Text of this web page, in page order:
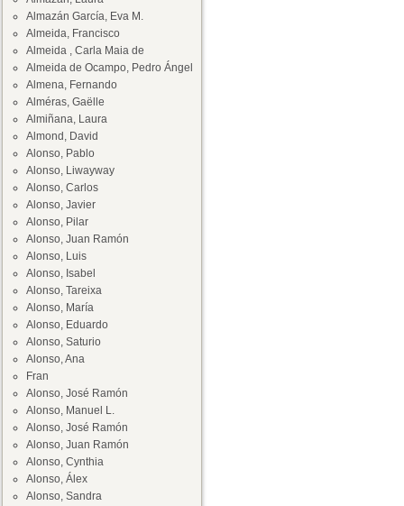
Almazán García, Eva M.
Almeida, Francisco
Almeida , Carla Maia de
Almeida de Ocampo, Pedro Ángel
Almena, Fernando
Alméras, Gaëlle
Almiñana, Laura
Almond, David
Alonso, Pablo
Alonso, Liwayway
Alonso, Carlos
Alonso, Javier
Alonso, Pilar
Alonso, Juan Ramón
Alonso, Luis
Alonso, Isabel
Alonso, Tareixa
Alonso, María
Alonso, Eduardo
Alonso, Saturio
Alonso, Ana
Fran
Alonso, José Ramón
Alonso, Manuel L.
Alonso, José Ramón
Alonso, Juan Ramón
Alonso, Cynthia
Alonso, Álex
Alonso, Sandra